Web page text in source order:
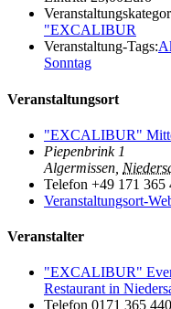
"EXCALIBUR
Veranstaltung-Tags:
Sonntag
Veranstaltungsort
"EXCALIBUR"
Piepenbrink 1
Algermissen
Telefon +49 171 365
Veranstaltungsort-
Veranstalter
"EXCALIBUR"
Restaurant in
Telefon 0171 365